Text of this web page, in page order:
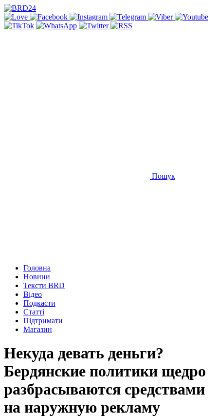
Пошук
Головна
Новини
Тексти BRD
Відео
Подкасти
Статті
Підтримати
Магазин
Некуда девать деньги?
Бердянские политики щедро
разбрасываются средствами
на наружную рекламу